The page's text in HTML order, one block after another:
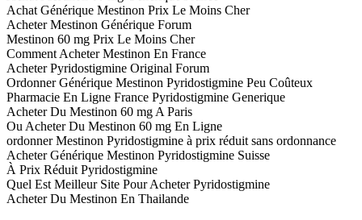
Achat Générique Mestinon Prix Le Moins Cher
Acheter Mestinon Générique Forum
Mestinon 60 mg Prix Le Moins Cher
Comment Acheter Mestinon En France
Acheter Pyridostigmine Original Forum
Ordonner Générique Mestinon Pyridostigmine Peu Coûteux
Pharmacie En Ligne France Pyridostigmine Generique
Acheter Du Mestinon 60 mg A Paris
Ou Acheter Du Mestinon 60 mg En Ligne
ordonner Mestinon Pyridostigmine à prix réduit sans ordonnance
Acheter Générique Mestinon Pyridostigmine Suisse
À Prix Réduit Pyridostigmine
Quel Est Meilleur Site Pour Acheter Pyridostigmine
Acheter Du Mestinon En Thailande